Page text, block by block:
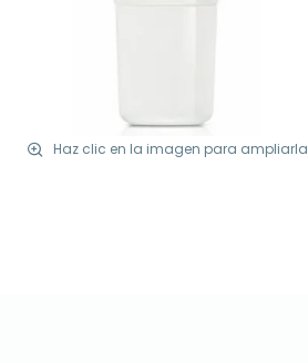
Haz clic en la imagen para ampliarla